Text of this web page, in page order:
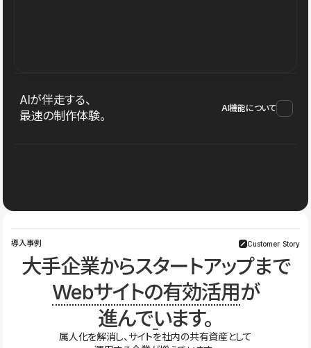
AIが伴走する、
最速の制作体験。
AI機能について
導入事例 Customer Story
大手企業からスタートアップまで
Webサイトの有効活用が
進んでいます。
属人化を解消し、サイトを社内の共有資産として